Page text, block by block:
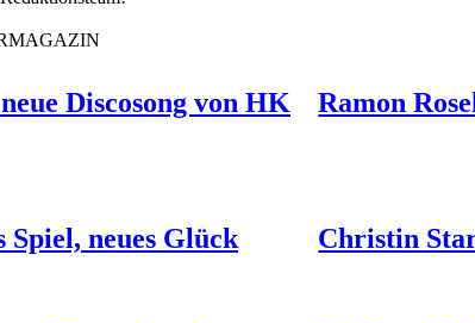
Discosong von HK
Ramon
neues Glück Christin